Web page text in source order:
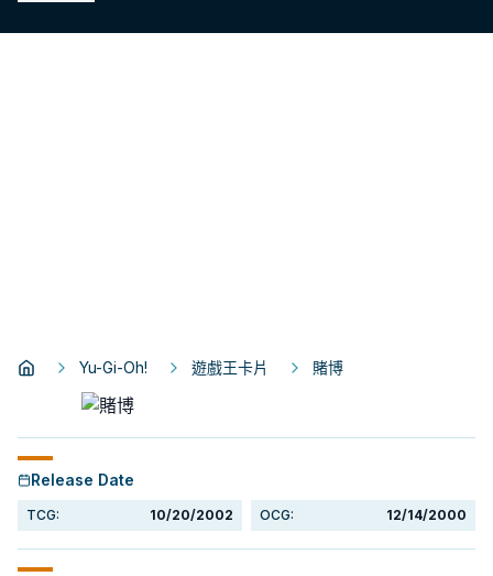
Yu-Gi-Oh! 遊戲王卡片 賭博
Release Date
TCG: 10/20/2002 OCG: 12/14/2000